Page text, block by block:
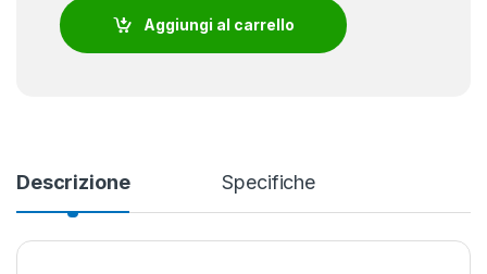
Aggiungi al carrello
Descrizione Specifiche